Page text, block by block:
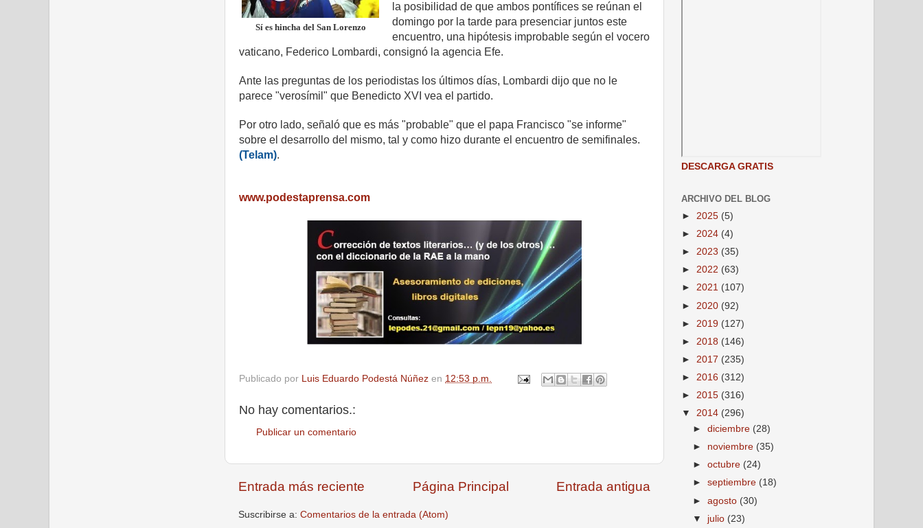
Sí es hincha del San Lorenzo
la posibilidad de que ambos pontífices se reúnan el
domingo por la tarde para presenciar juntos este
encuentro, una hipótesis improbable según el vocero
vaticano, Federico Lombardi, consignó la agencia Efe.
Ante las preguntas de los periodistas los últimos días, Lombardi dijo que no le
parece "verosímil" que Benedicto XVI vea el partido.
Por otro lado, señaló que es más "probable" que el papa Francisco "se informe"
sobre el desarrollo del mismo, tal y como hizo durante el encuentro de semifinales.
(Telam).
www.podestaprensa.com
Publicado por Luis Eduardo Podestá Núñez en 12:53 p.m.
No hay comentarios.:
Publicar un comentario
Entrada más reciente Entrada antigua
Página Principal
Suscribirse a: Comentarios de la entrada (Atom)
DESCARGA GRATIS
ARCHIVO DEL BLOG
► 2025 (5)
► 2024 (4)
► 2023 (35)
► 2022 (63)
► 2021 (107)
► 2020 (92)
► 2019 (127)
► 2018 (146)
► 2017 (235)
► 2016 (312)
► 2015 (316)
▼ 2014 (296)
►diciembre (28)
► noviembre (35)
►octubre (24)
►septiembre (18)
►agosto (30)
▼ julio (23)